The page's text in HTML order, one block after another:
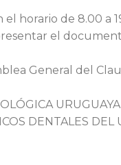
horario de 8.00 a
el
General del
DENTALES DEL